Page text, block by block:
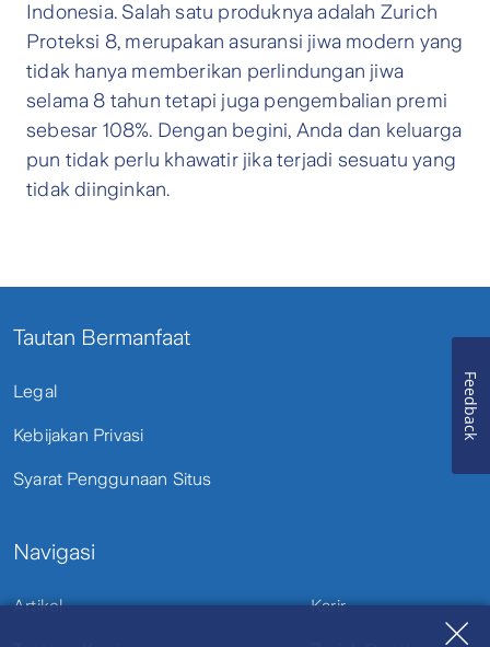
Indonesia. Salah satu produknya adalah Zurich
Proteksi 8, merupakan asuransi jiwa modern yang
tidak hanya memberikan perlindungan jiwa
selama 8 tahun tetapi juga pengembalian premi
sebesar 108%. Dengan begini, Anda dan keluarga
pun tidak perlu khawatir jika terjadi sesuatu yang
tidak diinginkan.
Tautan Bermanfaat
Legal
Kebijakan Privasi
Syarat Penggunaan Situs
Navigasi
Artikel Karir
Feedback